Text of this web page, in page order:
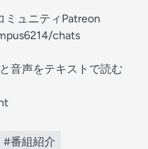
ミュニティPatreon
chats
音声をテキストで読む
#番組紹介